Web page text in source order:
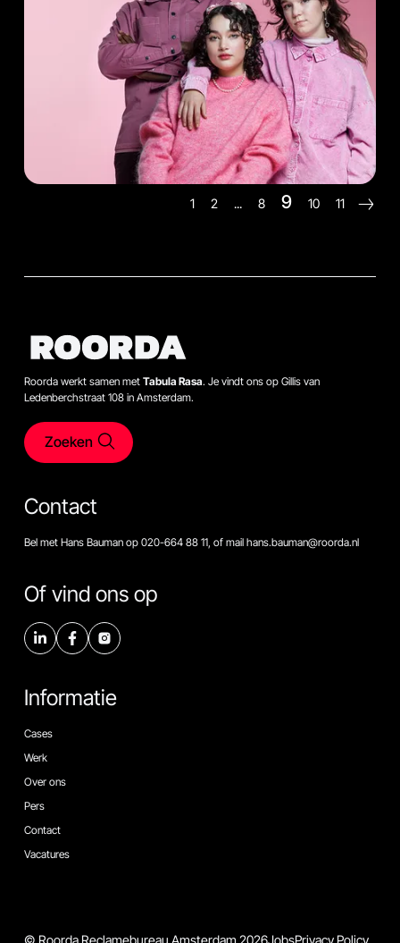
1 2 ... 8 9 10 11
Roorda werkt samen met Tabula Rasa. Je vindt ons op Gillis van
Ledenberchstraat 108 in Amsterdam.
Zoeken
Contact
Bel met Hans Bauman op 020-664 88 11, of mail hans.bauman@roorda.nl
Of vind ons op
Informatie
Cases
Werk
Over ons
Pers
Contact
Vacatures